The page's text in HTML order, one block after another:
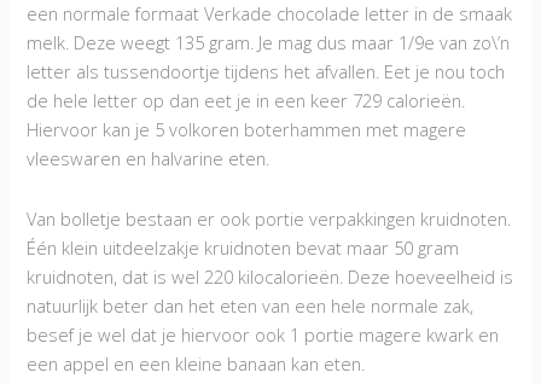
een normale formaat Verkade chocolade letter in de smaak
melk. Deze weegt 135 gram. Je mag dus maar 1/9e van zo\’n
letter als tussendoortje tijdens het afvallen. Eet je nou toch
de hele letter op dan eet je in een keer 729 calorieën.
Hiervoor kan je 5 volkoren boterhammen met magere
vleeswaren en halvarine eten.
Van bolletje bestaan er ook portie verpakkingen kruidnoten.
Één klein uitdeelzakje kruidnoten bevat maar 50 gram
kruidnoten, dat is wel 220 kilocalorieën. Deze hoeveelheid is
natuurlijk beter dan het eten van een hele normale zak,
besef je wel dat je hiervoor ook 1 portie magere kwark en
een appel en een kleine banaan kan eten.